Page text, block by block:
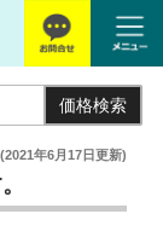
価格検索
2021年6月17日更新)